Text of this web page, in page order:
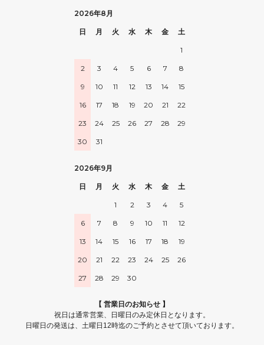
2026年8月
日 月 火 水 木 金 土
1
2 3 4 5 6 7 8
9 10 11 12 13 14 15
16 17 18 19 20 21 22
23 24 25 26 27 28 29
30 31
2026年9月
日 月 火 水 木 金 土
1 2 3 4 5
6 7 8 9 10 11 12
13 14 15 16 17 18 19
20 21 22 23 24 25 26
27 28 29 30
【 営業日のお知らせ 】
祝日は通常営業、日曜日のみ定休日となります。
日曜日の発送は、土曜日12時迄のご予約とさせて頂いております。